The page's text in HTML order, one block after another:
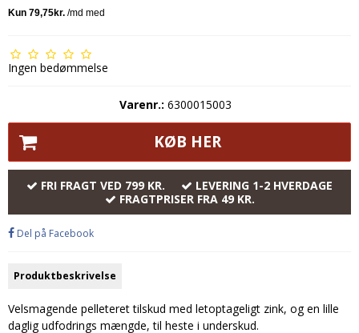
Ingen bedømmelse
Varenr.: 6300015003
KØB HER
FRI FRAGT VED 799 KR.
LEVERING 1-2 HVERDAGE
FRAGTPRISER FRA 49 KR.
Del på Facebook
Produktbeskrivelse
Velsmagende pelleteret tilskud med letoptageligt zink, og en lille
daglig udfodrings mængde, til heste i underskud.